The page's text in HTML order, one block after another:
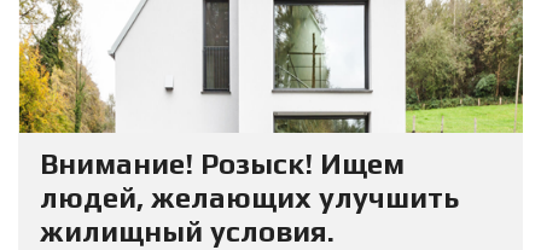
Внимание! Розыск! Ищем
людей, желающих улучшить
жилищный условия.